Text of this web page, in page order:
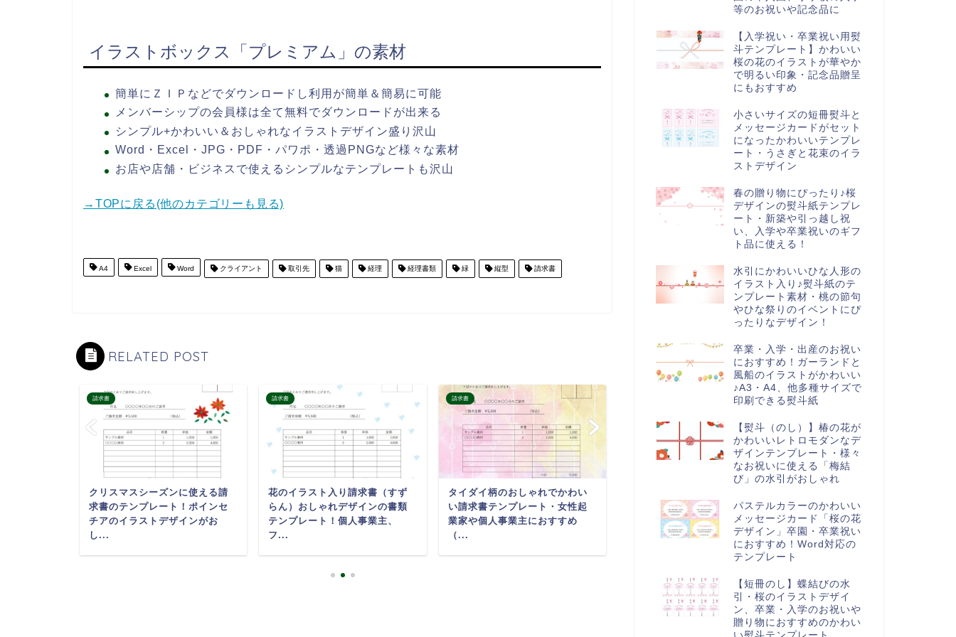
イラストボックス「プレミアム」の素材
簡単にＺＩＰなどでダウンロードし利用が簡単＆簡易に可能
メンバーシップの会員様は全て無料でダウンロードが出来る
シンプル+かわいい＆おしゃれなイラストデザイン盛り沢山
Word・Excel・JPG・PDF・パワポ・透過PNGなど様々な素材
お店や店舗・ビジネスで使えるシンプルなテンプレートも沢山
→TOPに戻る(他のカテゴリーも見る)
A4 Excel Word クライアント 取引先 猫 経理 経理書類 緑 縦型 請求書
RELATED POST
請求書
クリスマスシーズンに使える請
求書のテンプレート！ポインセ
チアのイラストデザインがお
し...
請求書
花のイラスト入り請求書（すず
らん）おしゃれデザインの書類
テンプレート！個人事業主、
フ...
請求書
タイダイ柄のおしゃれでかわい
い請求書テンプレート・女性起
業家や個人事業主におすすめ
（...
求書のテンプレート！ポインセ
チアのイラストデザインがお
請求書
らん）おしゃれデザインの書類
テンプレート！個人事業主、
フ...
等のお祝いや記念品に
【入学祝い・卒業祝い用熨
斗テンプレート】かわいい
桜の花のイラストが華やか
で明るい印象・記念品贈呈
にもおすすめ
小さいサイズの短冊熨斗と
メッセージカードがセット
になったかわいいテンプレ
ート・うさぎと花束のイラ
ストデザイン
春の贈り物にぴったり♪桜
デザインの熨斗紙テンプレ
ート・新築や引っ越し祝
い、入学や卒業祝いのギフ
ト品に使える！
水引にかわいいひな人形の
イラスト入り♪熨斗紙のテ
ンプレート素材・桃の節句
やひな祭りのイベントにぴ
ったりなデザイン！
卒業・入学・出産のお祝い
におすすめ！ガーランドと
風船のイラストがかわいい
♪A3・A4、他多種サイズで
印刷できる熨斗紙
【熨斗（のし）】椿の花が
かわいいレトロモダンなデ
ザインテンプレート・様々
なお祝いに使える「梅結
び」の水引がおしゃれ
パステルカラーのかわいい
メッセージカード「桜の花
デザイン」卒園・卒業祝い
におすすめ！Word対応の
テンプレート
【短冊のし】蝶結びの水
引・桜のイラストデザイ
ン、卒業・入学のお祝いや
贈り物におすすめのかわい